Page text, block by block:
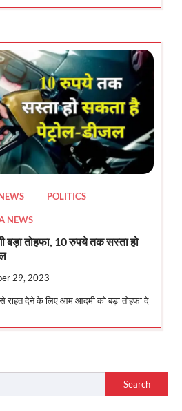
POLITICS
NEWS
बड़ा तोहफा, 10 रुपये तक सस्ता हो
29, 2023
राहत देने के लिए आम आदमी को बड़ा तोहफा दे
Search